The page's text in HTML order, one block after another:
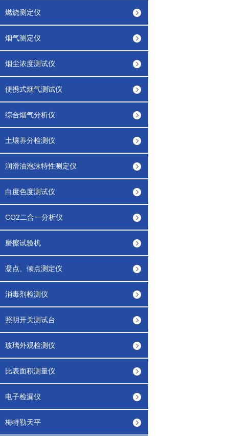
燃烧测定仪
烟气测定仪
烟尘浓度测试仪
便携式烟气测试仪
综合烟气分析仪
土壤养分检测仪
润滑油泡沫特性测定仪
白度色度测试仪
CO2二合一分析仪
磨擦试验机
凝点、倾点测定仪
消毒剂检测仪
照明开关测试台
玻璃外观检测仪
比表面积测量仪
电子检漏仪
梅特勒天平